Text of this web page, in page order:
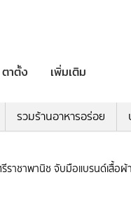
ตาตั้ง เพิ่มเติม
รวมร้านอาหารอร่อย
ราชาพานิช จับมือแบรนด์เสื้อผ้